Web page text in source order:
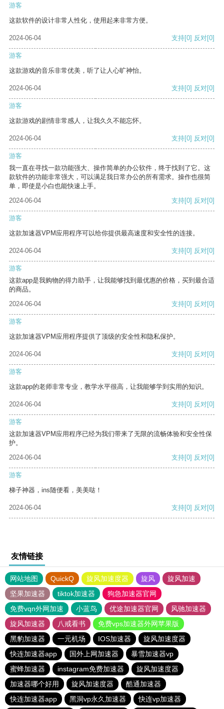
游客
这款软件的设计非常人性化，使用起来非常方便。
2024-06-04 支持[0] 反对[0]
游客
这款游戏的音乐非常优美，听了让人心旷神怡。
2024-06-04 支持[0] 反对[0]
游客
这款游戏的剧情非常感人，让我久久不能忘怀。
2024-06-04 支持[0] 反对[0]
游客
我一直在寻找一款功能强大、操作简单的办公软件，终于找到了它。这
款软件的功能非常强大，可以满足我日常办公的所有需求。操作也很简
单，即使是小白也能快速上手。
2024-06-04
支持[0] 反对[0]
游客
这款加速器VPM应用程序可以给你提供最高速度和安全性的连接。
2024-06-04 支持[0] 反对[0]
游客
这款app是我购物的得力助手，让我能够找到最优惠的价格，买到最合适
的商品。
2024-06-04
支持[0] 反对[0]
游客
这款加速器VPM应用程序提供了顶级的安全性和隐私保护。
2024-06-04 支持[0] 反对[0]
游客
这款app的老师非常专业，教学水平很高，让我能够学到实用的知识。
2024-06-04 支持[0] 反对[0]
游客
这款加速器VPM应用程序已经为我们带来了无限的流畅体验和安全性保
护。
2024-06-04
支持[0] 反对[0]
游客
梯子神器，ins随便看，美美哒！
2024-06-04 支持[0] 反对[0]
友情链接
网站地图 QuickQ 旋风加速度器 旋风
旋风加速
坚果加速器
tiktok加速器
狗急加速器官网
免费vqn外网加速
小蓝鸟 优途加速器官网
风驰加速器
旋风加速器
八戒看书
免费vps加速器外网苹果版
黑豹加速器
一元机场 IOS加速器
旋风加速度器
快连加速器app
国外上网加速器
暴雪加速器vp
蜜蜂加速器
instagram免费加速器
旋风加速度器
加速器哪个好用
旋风加速度器
酷通加速器
快连加速器app
黑洞vp永久加速器 快连vp加速器